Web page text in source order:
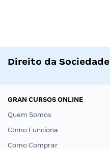
Direito da Sociedade
GRAN CURSOS ONLINE
Quem Somos
Como Funciona
Como Comprar